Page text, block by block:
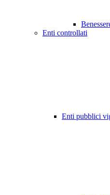
Enti controllati
Enti pubblici